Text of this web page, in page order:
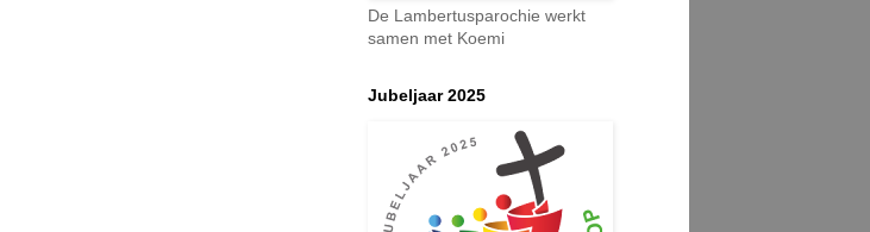
De Lambertusparochie werkt
samen met Koemi
Jubeljaar 2025